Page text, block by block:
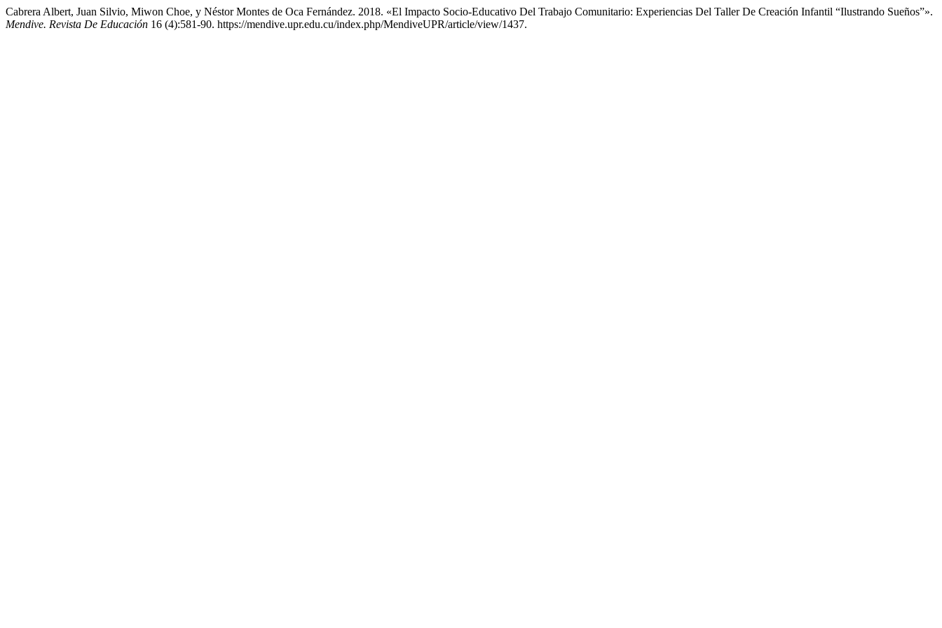
Cabrera Albert, Juan Silvio, Miwon Choe, y Néstor Montes de Oca Fernández. 2018. «El Impacto Socio-Educativo Del Trabajo Comunitario: Experiencias Del Taller De Creación Infantil “Ilustrando Sueños”».
Mendive. Revista De Educación 16 (4):581-90. https://mendive.upr.edu.cu/index.php/MendiveUPR/article/view/1437.